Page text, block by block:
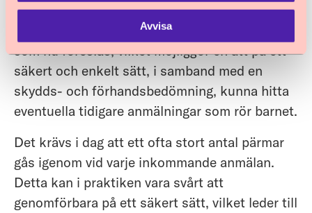
Avvisa
anmärkningsvärt att det inte redan i gällande
regelverk finns ett sådant undantag i SoLPuL
som nu föreslås, vilket möjliggör en att på ett
säkert och enkelt sätt, i samband med en
skydds- och förhandsbedömning, kunna hitta
eventuella tidigare anmälningar som rör barnet.
Det krävs i dag att ett ofta stort antal pärmar
gås igenom vid varje inkommande anmälan.
Detta kan i praktiken vara svårt att
genomförbara på ett säkert sätt, vilket leder till